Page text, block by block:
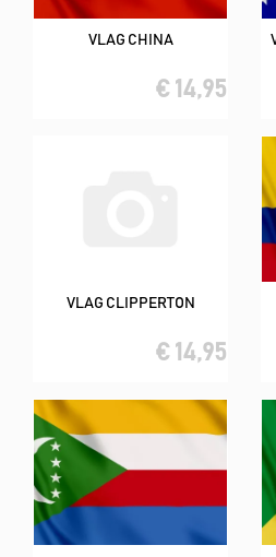
VLAG CHINA
€ 14,95
VLAG CLIPPERTON
€ 14,95